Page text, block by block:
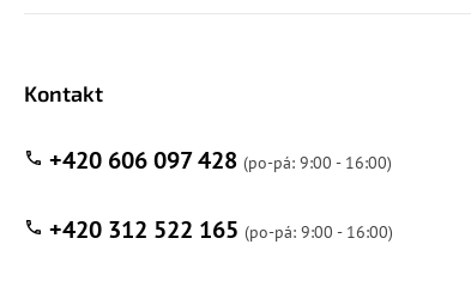
Kontakt
+420 606 097 428
+420 312 522 165